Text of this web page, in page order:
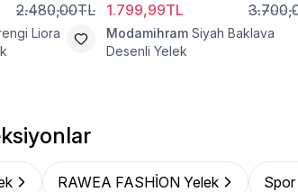
2.480,00TL
Liora
1.799,99TL
Modamihram Siyah Baklava
Desenli Yelek
RAWEA FASHİON Yelek